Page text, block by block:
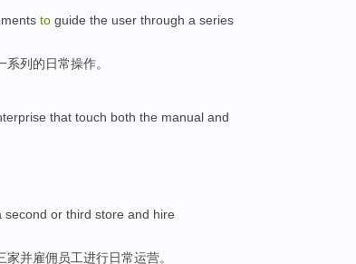
to guide the user through a series
系列 的日常操作。
that touch both the manual and
second or third store and hire
家并雇佣员工进行日常运营。